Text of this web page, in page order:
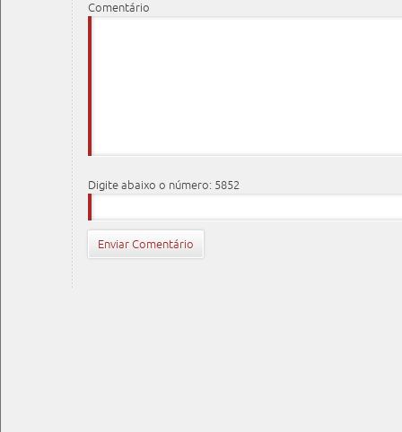
Comentário
Digite abaixo o número: 5852